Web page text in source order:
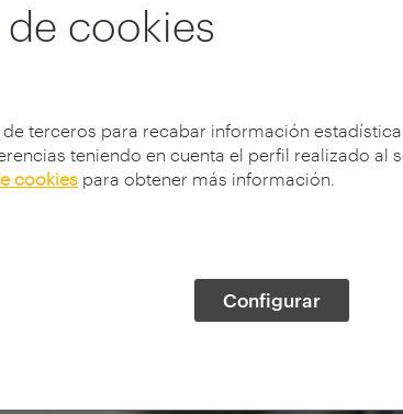
cookies
terceros para recabar información
teniendo en cuenta el perfil realizado al
cookies para obtener más información.
Configurar